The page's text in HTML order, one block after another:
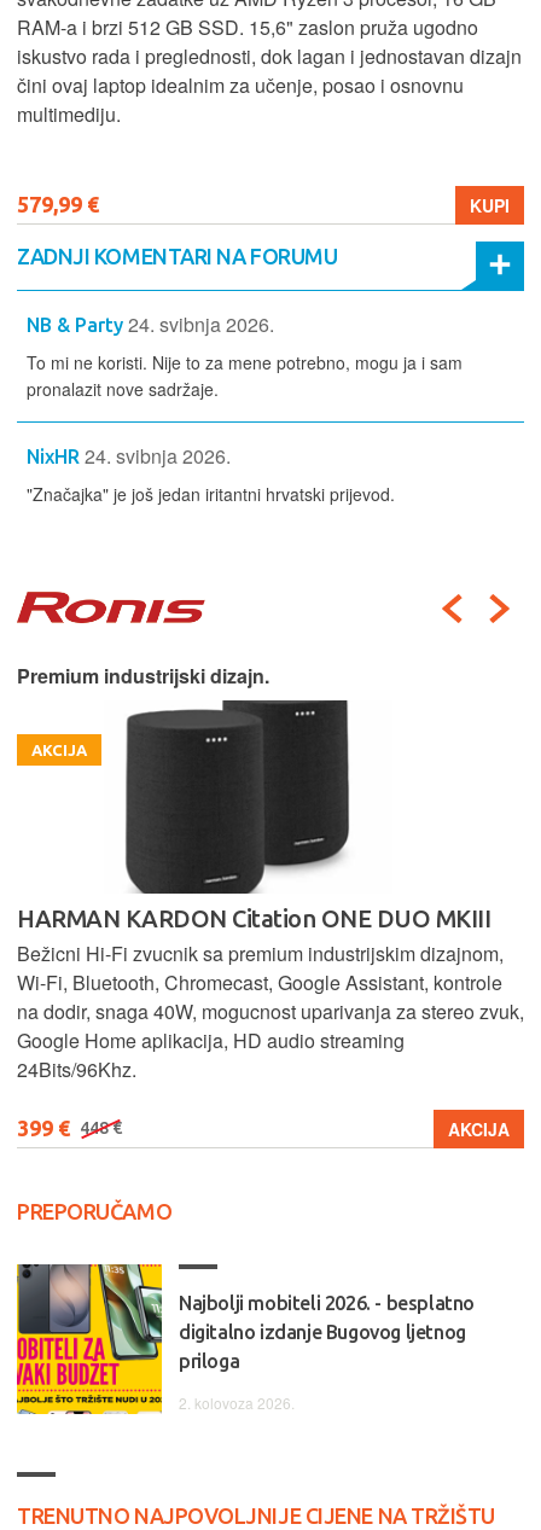
RAM-a i brzi 512 GB SSD. 15,6" zaslon pruža ugodno
iskustvo rada i preglednosti, dok lagan i jednostavan dizajn
čini ovaj laptop idealnim za učenje, posao i osnovnu
multimediju.
579,99 € KUPI
ZADNJI KOMENTARI NA FORUMU
NB & Party 24. svibnja 2026.
To mi ne koristi. Nije to za mene potrebno, mogu ja i sam
pronalazit nove sadržaje.
NixHR 24. svibnja 2026.
"Značajka" je još jedan iritantni hrvatski prijevod.
Premium industrijski dizajn.
AKCIJA
HARMAN KARDON Citation ONE DUO MKIII
Bežicni Hi-Fi zvucnik sa premium industrijskim dizajnom,
Wi-Fi, Bluetooth, Chromecast, Google Assistant, kontrole
na dodir, snaga 40W, mogucnost uparivanja za stereo zvuk,
Google Home aplikacija, HD audio streaming
24Bits/96Khz.
399 € 448 € AKCIJA
PREPORUČAMO
Najbolji mobiteli 2026. - besplatno
digitalno izdanje Bugovog ljetnog
priloga
2. kolovoza 2026.
TRENUTNO NAJPOVOLJNIJE CIJENE NA TRŽIŠTU